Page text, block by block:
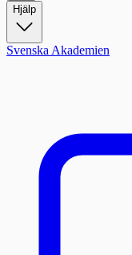
Hjälp
Svenska Akademien